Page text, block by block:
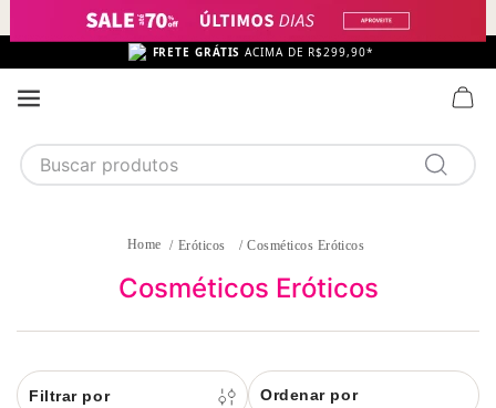
FRETE GRÁTIS ACIMA DE R$299,90*
Buscar produtos
calcinha
5
sutiã calcinha
Eróticos Cosméticos Eróticos
Cosméticos Eróticos
Ordenar por